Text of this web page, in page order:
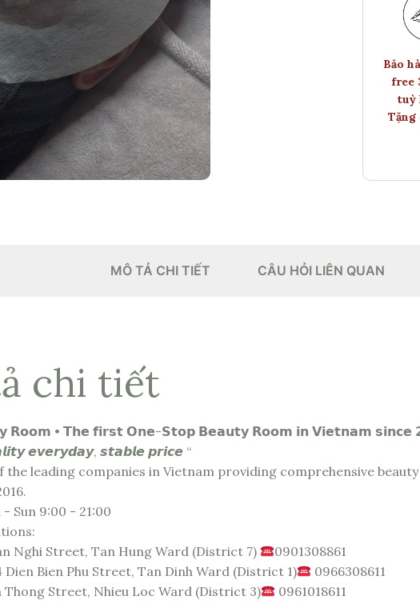
Bảo
free
tuỳ
Tặng
MÔ TẢ CHI TIẾT CÂU HỎI LIÊN QUAN
chi tiết
𝗥𝗼𝗼𝗺 • 𝗧𝗵𝗲 𝗳𝗶𝗿𝘀𝘁 𝗢𝗻𝗲-𝗦𝘁𝗼𝗽 𝗕𝗲𝗮𝘂𝘁𝘆 𝗥𝗼𝗼𝗺 𝗶𝗻 𝗩𝗶𝗲𝘁𝗻𝗮𝗺 𝘀𝗶𝗻𝗰𝗲
𝙚𝙫𝙚𝙧𝙮𝙙𝙖𝙮, 𝙨𝙩𝙖𝙗𝙡𝙚 𝙥𝙧𝙞𝙘𝙚 “
the leading companies in Vietnam providing comprehensive
Sun 9:00 - 21:00
Nghi Street, Tan Hung Ward (District 7)
0901308861
Bien Phu Street, Tan Dinh Ward (District 1)
0966308611
Thong Street, Nhieu Loc Ward (District 3)
0961018611